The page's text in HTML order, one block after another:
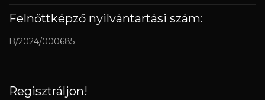
Felnőttképző nyilvántartási szám:
B/2024/000685
Regisztráljon!